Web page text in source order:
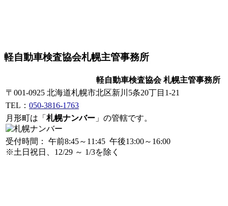
軽自動車検査協会札幌主管事務所
軽自動車検査協会 札幌主管事務所
〒001-0925 北海道札幌市北区新川5条20丁目1-21
TEL： 050-3816-1763
月形町は「 札幌ナンバー 」の管轄です。
受付時間： 午前8:45～11:45 午後13:00～16:00
※土日祝日、12/29 ～ 1/3を除く